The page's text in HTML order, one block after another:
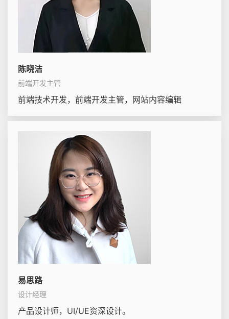
陈晓洁
前端开发主管
前端技术开发，前端开发主管，网站内容编辑
易思路
设计经理
产品设计师，UI/UE资深设计。